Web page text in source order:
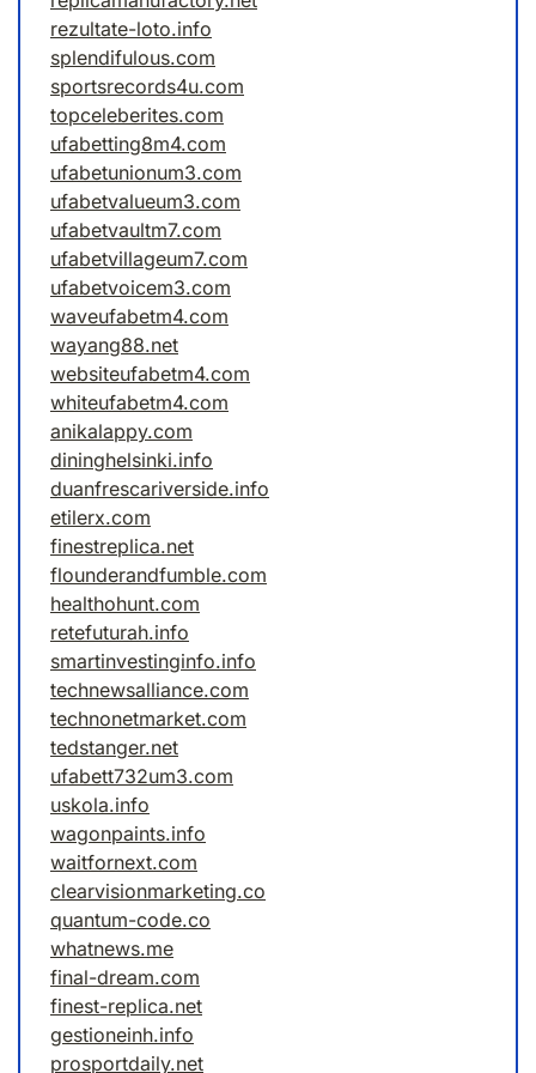
rezultate-loto.info
splendifulous.com
sportsrecords4u.com
topceleberites.com
ufabetting8m4.com
ufabetunionum3.com
ufabetvalueum3.com
ufabetvaultm7.com
ufabetvillageum7.com
ufabetvoicem3.com
waveufabetm4.com
wayang88.net
websiteufabetm4.com
whiteufabetm4.com
anikalappy.com
dininghelsinki.info
duanfrescariverside.info
etilerx.com
finestreplica.net
flounderandfumble.com
healthohunt.com
retefuturah.info
smartinvestinginfo.info
technewsalliance.com
technonetmarket.com
tedstanger.net
ufabett732um3.com
uskola.info
wagonpaints.info
waitfornext.com
clearvisionmarketing.co
quantum-code.co
whatnews.me
final-dream.com
finest-replica.net
gestioneinh.info
prosportdaily.net